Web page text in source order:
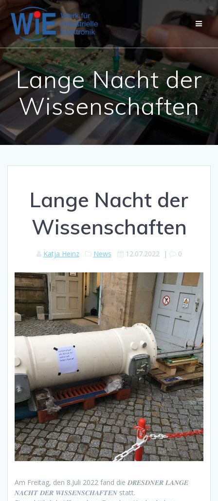
springen
Lange Nacht der
Wissenschaften
Lange Nacht der
Wissenschaften
Katja Heinz News 12.07.2022| 0
Am Freitag, den 8.Juli 2022 fand die 𝑫𝑹𝑬𝑺𝑫𝑵𝑬𝑹 𝑳𝑨𝑵𝑮𝑬
𝑵𝑨𝑪𝑯𝑻 𝑫𝑬𝑹 𝑾𝑰𝑺𝑺𝑬𝑵𝑺𝑪𝑯𝑨𝑭𝑻𝑬𝑵 statt.